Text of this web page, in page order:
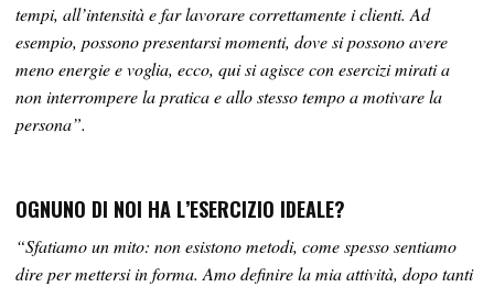
tempi, all’intensità e far lavorare correttamente i clienti. Ad
esempio, possono presentarsi momenti, dove si possono avere
meno energie e voglia, ecco, qui si agisce con esercizi mirati a
non interrompere la pratica e allo stesso tempo a motivare la
persona”.
OGNUNO DI NOI HA L’ESERCIZIO IDEALE?
“Sfatiamo un mito: non esistono metodi, come spesso sentiamo
dire per mettersi in forma. Amo definire la mia attività, dopo tanti